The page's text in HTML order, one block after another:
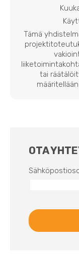
Tämä
tai
OTA